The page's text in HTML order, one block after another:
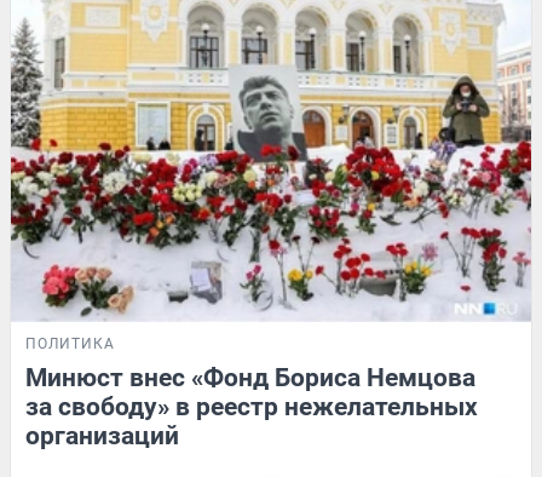
ПОЛИТИКА
Минюст внес «Фонд Бориса Немцова
за свободу» в реестр нежелательных
организаций